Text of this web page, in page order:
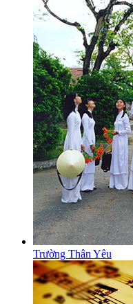
Trường Thân Yêu